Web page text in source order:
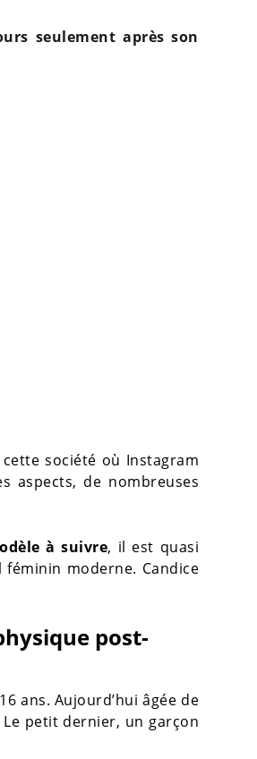
seulement après son
cette société où Instagram
aspects, de nombreuses
à suivre, il est quasi
féminin moderne. Candice
post-
ans. Aujourd’hui âgée de
Le petit dernier, un garçon